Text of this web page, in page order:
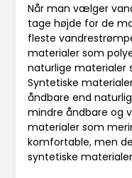
Når man vælger
tage højde for de
fleste
materialer som
naturlige materialer
Syntetiske
åndbare end
mindre åndbare og
materialer som
komfortable, men
syntetiske